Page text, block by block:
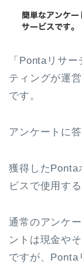
「Pontaリサ
ティングが運
です。
アンケートに
獲得したPonta
ビスで使用す
通常のアンケ
ントは現金や
ですが、Ponta